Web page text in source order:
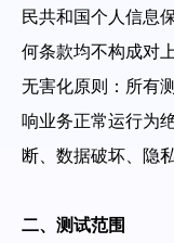
民共和国个人信息
何条款均不构成对
无害化原则：所有
响业务正常运行为
断、数据破坏、隐
二、测试范围